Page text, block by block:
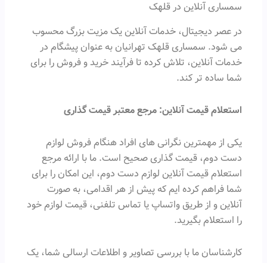
سمساری آنلاین در قلهک
در عصر دیجیتال، خدمات آنلاین یک مزیت بزرگ محسوب
می شود. سمساری قلهک تهرانیان به عنوان پیشگام در
خدمات آنلاین، تلاش کرده تا فرآیند خرید و فروش را برای
شما ساده تر کند.
استعلام قیمت آنلاین: مرجع معتبر قیمت گذاری
یکی از مهمترین نگرانی های افراد هنگام فروش لوازم
دست دوم، قیمت گذاری صحیح است. ما با ارائه مرجع
استعلام قیمت آنلاین لوازم دست دوم، این امکان را برای
شما فراهم کرده ایم که پیش از هر اقدامی، به صورت
آنلاین و از طریق واتساپ یا تماس تلفنی، قیمت لوازم خود
را استعلام بگیرید.
کارشناسان ما با بررسی تصاویر و اطلاعات ارسالی شما، یک